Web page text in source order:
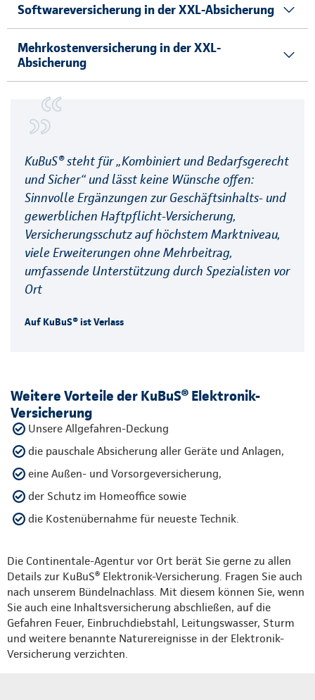
Softwareversicherung in der XXL-Absicherung
Mehrkostenversicherung in der XXL-
Absicherung
KuBuS® steht für „Kombiniert und Bedarfsgerecht
und Sicher“ und lässt keine Wünsche offen:
Sinnvolle Ergänzungen zur Geschäftsinhalts- und
gewerblichen Haftpflicht-Versicherung,
Versicherungsschutz auf höchstem Marktniveau,
viele Erweiterungen ohne Mehrbeitrag,
umfassende Unterstützung durch Spezialisten vor
Ort
Auf KuBuS® ist Verlass
Weitere Vorteile der KuBuS® Elektronik-
Versicherung
Unsere Allgefahren-Deckung
die pauschale Absicherung aller Geräte und Anlagen,
eine Außen- und Vorsorgeversicherung,
der Schutz im Homeoffice sowie
die Kostenübernahme für neueste Technik.
Die Continentale-Agentur vor Ort berät Sie gerne zu allen
Details zur KuBuS® Elektronik-Versicherung. Fragen Sie auch
nach unserem Bündelnachlass. Mit diesem können Sie, wenn
Sie auch eine Inhaltsversicherung abschließen, auf die
Gefahren Feuer, Einbruchdiebstahl, Leitungswasser, Sturm
und weitere benannte Naturereignisse in der Elektronik-
Versicherung verzichten.